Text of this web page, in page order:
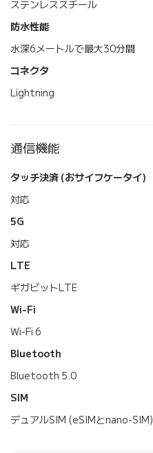
ステンレススチール
防水性能
水深6メートルで最大30分間
コネクタ
Lightning
通信機能
タッチ決済 (おサイフケータイ)
対応
5G
対応
LTE
ギガビットLTE
Wi-Fi
Wi-Fi 6
Bluetooth
Bluetooth 5.0
SIM
デュアルSIM (eSIMとnano-SIM)